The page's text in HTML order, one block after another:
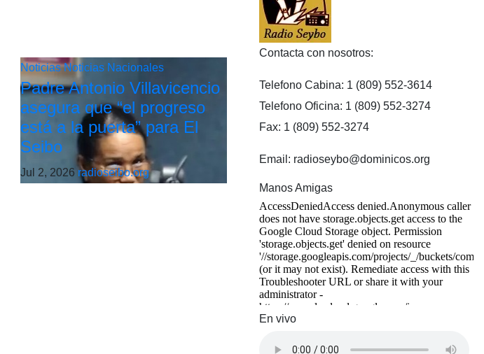
NoticiasNoticias Nacionales
Padre Antonio Villavicencio
asegura que “el progreso
está a la puerta” para El
Seibo
Jul 2, 2026 radioseibo.org
Contacta con nosotros:
Telefono Cabina: 1 (809) 552-3614
Telefono Oficina: 1 (809) 552-3274
Fax: 1 (809) 552-3274
Email: radioseybo@dominicos.org
Manos Amigas
En vivo